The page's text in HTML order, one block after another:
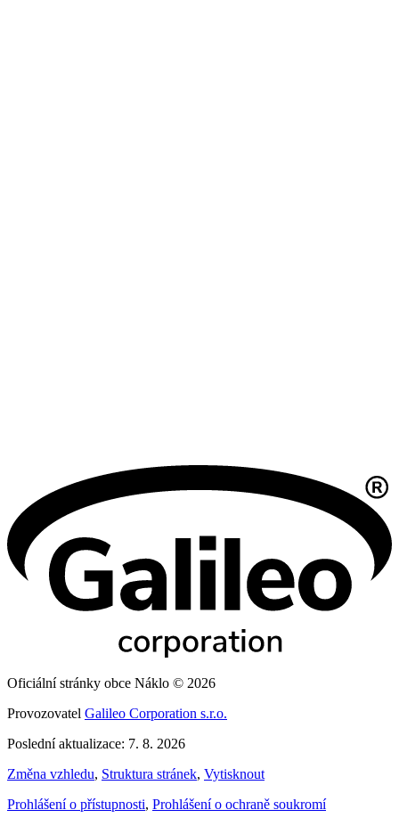
Oficiální stránky obce Náklo © 2026
Provozovatel Galileo Corporation s.r.o.
Poslední aktualizace: 7. 8. 2026
Změna vzhledu, Struktura stránek, Vytisknout
Prohlášení o přístupnosti, Prohlášení o ochraně soukromí